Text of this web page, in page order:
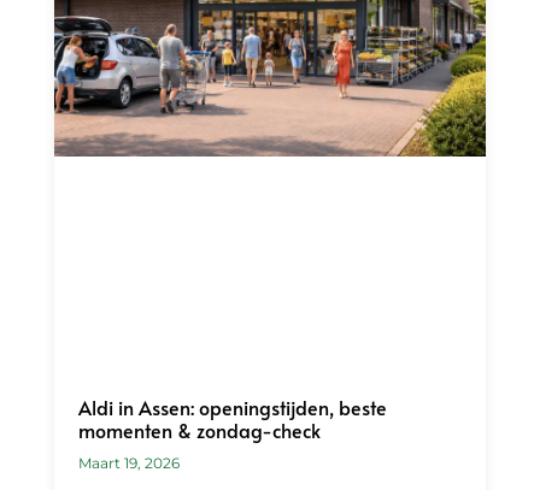
Aldi in Assen: openingstijden, beste
momenten & zondag-check
Maart 19, 2026